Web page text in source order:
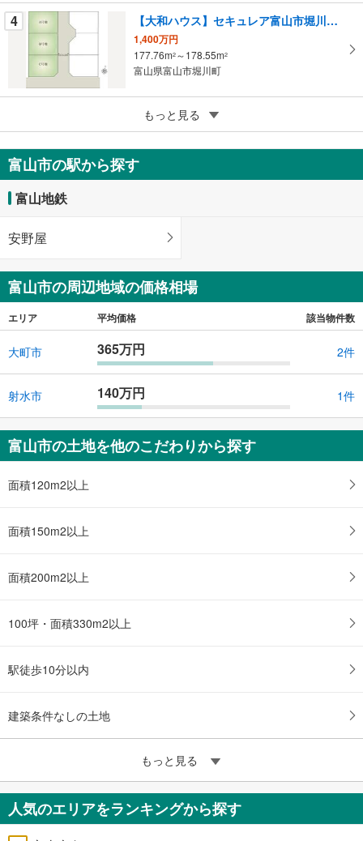
る
4 【大和ハウス】セキュレア富山市堀川町 （建築条件付宅地分譲）
1,400万円
177.76m2 ～178.55m2
富山県富山市堀川町
2,308万円
305.29m2
富山県富山市花園町4丁目
もっと見る
富山市の駅から探す
富山地鉄
安野屋
富山市の周辺地域の価格相場
エリア 平均価格 該当物件数
大町市 365万円 2件
射水市 140万円 1件
富山市の土地を他のこだわりから探す
面積120m2以上
面積150m2以上
面積200m2以上
100坪・面積330m2以上
駅徒歩10分以内
建築条件なしの土地
もっと見る
人気のエリアをランキングから探す